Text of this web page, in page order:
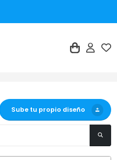
x 100 cm
Sube tu propio diseño